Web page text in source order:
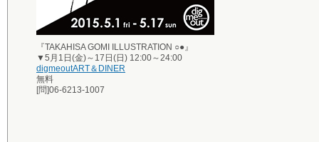
『TAKAHISA GOMI ILLUSTRATION ○●』
▼5月1日(金)～17日(日) 12:00～24:00
digmeoutART＆DINER
無料
[問]06-6213-1007